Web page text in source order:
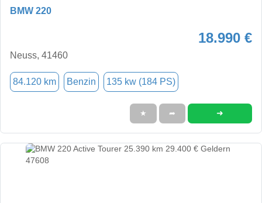
BMW 220
18.990 €
Neuss, 41460
84.120 km Benzin 135 kw (184 PS)
★ ➦ ➜